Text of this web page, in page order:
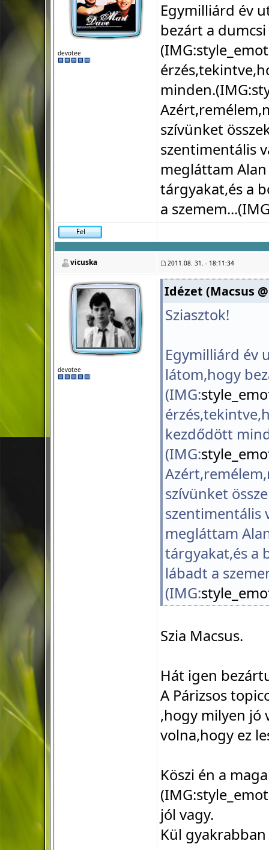
devotee
Egymilliárd év
bezárt a dumcsi
(IMG:
minden.(IMG:
szívünket
szentimentális
megláttam
tárgyakat,és a
a
vicuska 2011.08. 31. - 18:11:34
devotee
Idézet (Macsus
Sziasztok!
Egymilliárd év
látom,hogy
(IMG:
kezdődött
(IMG:
szívünket
szentimentális
megláttam
tárgyakat,és a
lábadt a
(IMG:
Szia Macsus.
Hát igen
A Párizsos
,hogy milyen jó
volna,hogy ez
Köszi én a
(IMG:
jól vagy.
Kül